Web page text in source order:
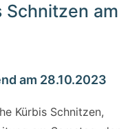
Schnitzen am
am 28.10.2023
Kürbis Schnitzen,